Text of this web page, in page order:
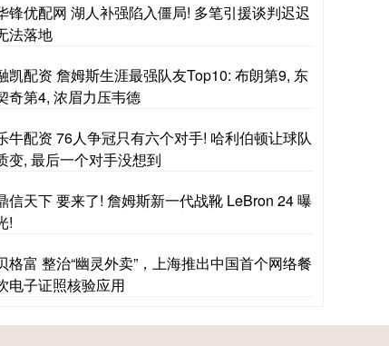
锋优配网 湖人补强陷入僵局! 多笔引援谈判迟迟
法落地
凯配资 詹姆斯生涯最强队友Top10: 布朗第9, 东
奇第4, 浓眉力压韦德
牛配资 76人争冠只有六个对手! 哈利伯顿让球队
变, 最后一个对手没想到
信天下 要来了! 詹姆斯新一代战靴 LeBron 24 曝
!
格富 整治“幽灵外卖”，上海推出中国首个网络餐
电子证照核验应用